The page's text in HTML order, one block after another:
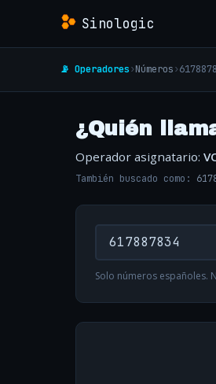
Sinologic
📡 Operadores›Números›
¿Quién
Operador asignatario:
También buscado como:
Solo números españoles.